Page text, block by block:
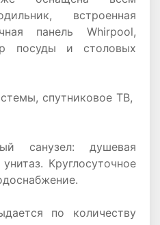
встроенная
панель Whirpool,
посуды и столовых
спутниковое ТВ,
санузел: душевая
Круглосуточное
по количеству